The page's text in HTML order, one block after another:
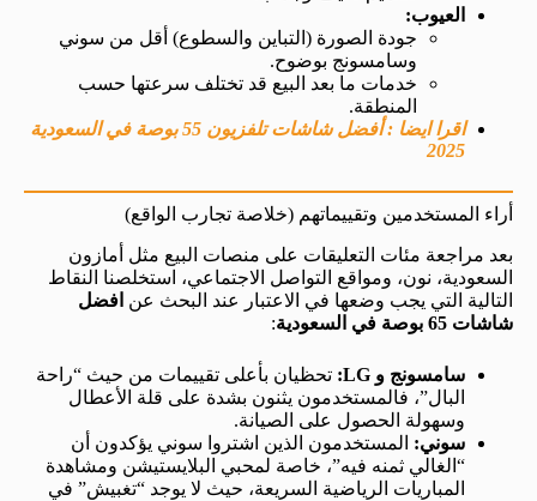
العيوب:
جودة الصورة (التباين والسطوع) أقل من سوني
وسامسونج بوضوح.
خدمات ما بعد البيع قد تختلف سرعتها حسب
المنطقة.
اقرا ايضا : أفضل شاشات تلفزيون 55 بوصة في السعودية
2025
أراء المستخدمين وتقييماتهم (خلاصة تجارب الواقع)
بعد مراجعة مئات التعليقات على منصات البيع مثل أمازون
السعودية، نون، ومواقع التواصل الاجتماعي، استخلصنا النقاط
التالية التي يجب وضعها في الاعتبار عند البحث عن افضل
شاشات 65 بوصة في السعودية
:
سامسونج و LG:
تحظيان بأعلى تقييمات من حيث “راحة
البال”، فالمستخدمون يثنون بشدة على قلة الأعطال
وسهولة الحصول على الصيانة.
سوني: المستخدمون الذين اشتروا سوني يؤكدون أن
“الغالي ثمنه فيه”، خاصة لمحبي البلايستيشن ومشاهدة
المباريات الرياضية السريعة، حيث لا يوجد “تغبيش” في